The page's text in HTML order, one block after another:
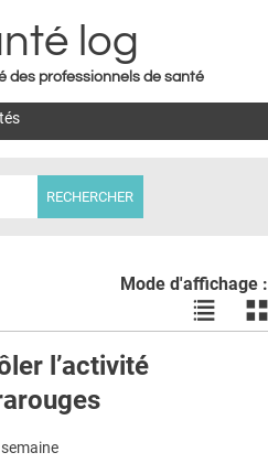
navigation
log
des professionnels de santé
Mode d'affichage :
Voir
les
les
l’activité